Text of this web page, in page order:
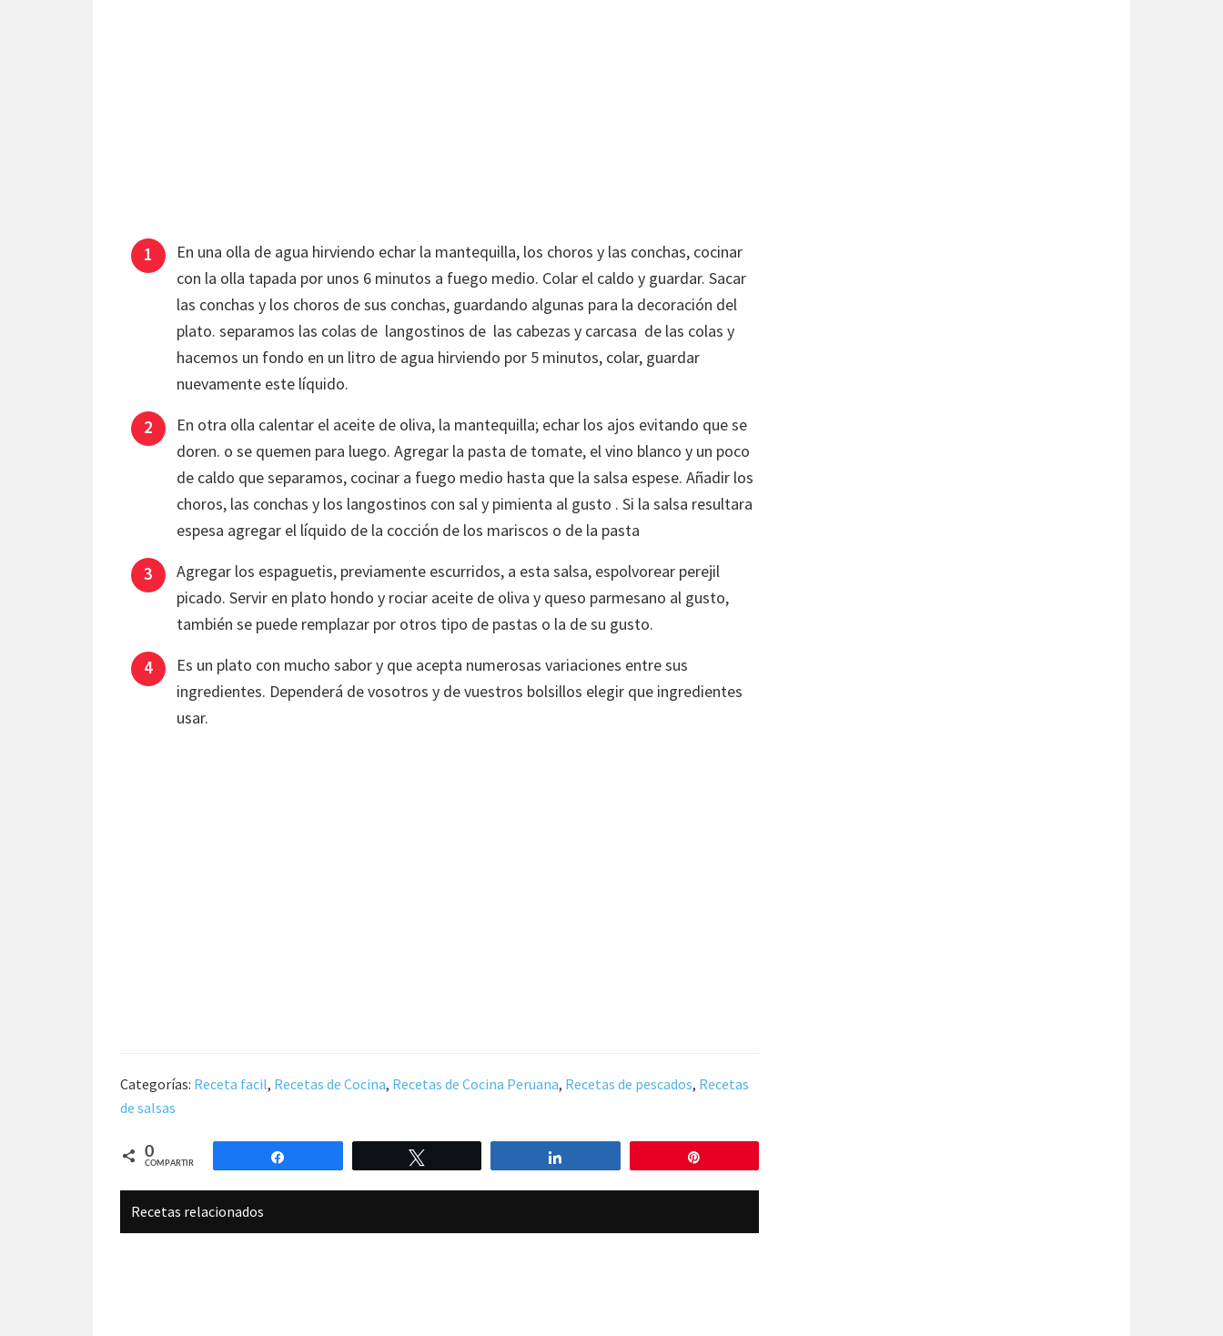
En una olla de agua hirviendo echar la mantequilla, los choros y las conchas, cocinar
con la olla tapada por unos 6 minutos a fuego medio. Colar el caldo y guardar. Sacar
las conchas y los choros de sus conchas, guardando algunas para la decoración del
plato. separamos las colas de langostinos de las cabezas y carcasa de las colas y
hacemos un fondo en un litro de agua hirviendo por 5 minutos, colar, guardar
nuevamente este líquido.
En otra olla calentar el aceite de oliva, la mantequilla; echar los ajos evitando que se
doren. o se quemen para luego. Agregar la pasta de tomate, el vino blanco y un poco
de caldo que separamos, cocinar a fuego medio hasta que la salsa espese. Añadir los
choros, las conchas y los langostinos con sal y pimienta al gusto . Si la salsa resultara
espesa agregar el líquido de la cocción de los mariscos o de la pasta
Agregar los espaguetis, previamente escurridos, a esta salsa, espolvorear perejil
picado. Servir en plato hondo y rociar aceite de oliva y queso parmesano al gusto,
también se puede remplazar por otros tipo de pastas o la de su gusto.
Es un plato con mucho sabor y que acepta numerosas variaciones entre sus
ingredientes. Dependerá de vosotros y de vuestros bolsillos elegir que ingredientes
usar.
Categorías: Receta facil, Recetas de Cocina, Recetas de Cocina Peruana, Recetas de pescados, Recetas
de salsas
0
COMPARTIR
Recetas relacionados